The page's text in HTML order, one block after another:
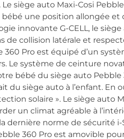
siège auto Maxi-Cosi
une position allongée et
innovante G-CELL, le
collision latérale et
360 Pro est équipé d’un
Le système de ceinture
bébé du siège auto Pebble
siège auto à l’enfant. En
solaire ». Le siège auto
un climat agréable à
dernière norme de sécurité i-
360 Pro est amovible